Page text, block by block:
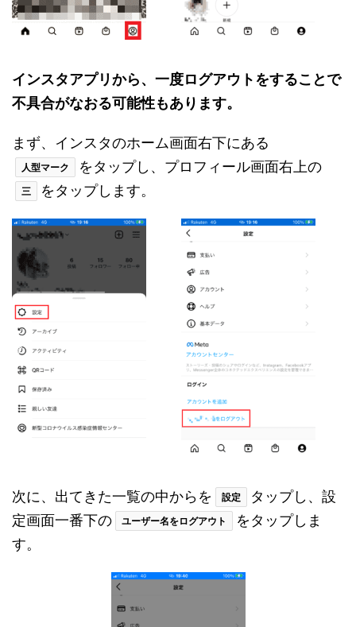
インスタアプリから、一度ログアウトをすることで
不具合がなおる可能性もあります。
まず、インスタのホーム画面右下にある
人型マーク をタップし、プロフィール画面右上の
三 をタップします。
次に、出てきた一覧の中からを 設定
タップし、設
定画面一番下の
ユーザー名をログアウト
をタップしま
す。